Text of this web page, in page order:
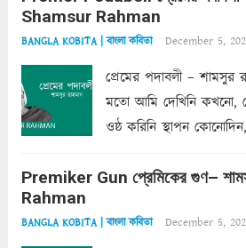
Shamsur Rahman
BANGLA KOBITA | বাংলা কবিতা December 5,
প্রেমের পদাবলী – শামসুর
মতো আমি দেখিনি কখনো,
ওষ্ঠ করিনি স্থাপন
কোথাও কি এরকম ছায়া দেয়
Premiker Gun প্রেমিকের গুণ–
Rahman
BANGLA KOBITA | বাংলা কবিতা December 5,